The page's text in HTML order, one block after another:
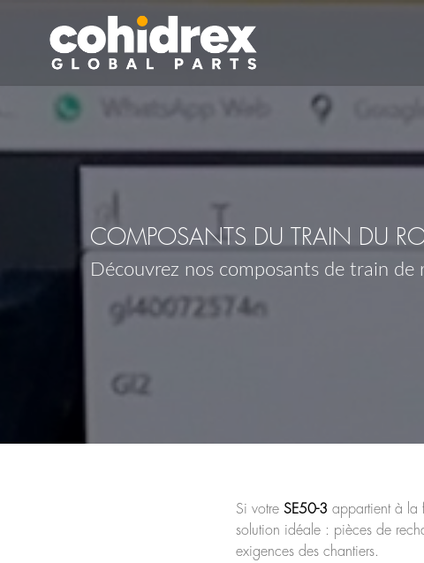
COMPOSANTS DU TRAIN DU
Découvrez nos composants de train
Si votre SE50-3 appartient à la
solution idéale : pièces de
exigences des chantiers.